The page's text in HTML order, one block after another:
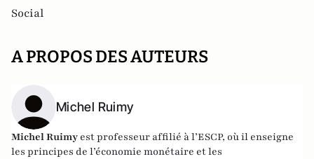
Social
A PROPOS DES AUTEURS
Michel Ruimy
Michel Ruimy est professeur affilié à l’ESCP, où il enseigne
les principes de l’économie monétaire et les